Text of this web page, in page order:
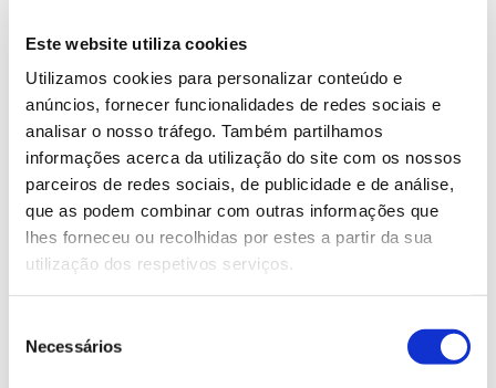
Este website utiliza cookies
Utilizamos cookies para personalizar conteúdo e
anúncios, fornecer funcionalidades de redes sociais e
analisar o nosso tráfego. Também partilhamos
informações acerca da utilização do site com os nossos
parceiros de redes sociais, de publicidade e de análise,
que as podem combinar com outras informações que
lhes forneceu ou recolhidas por estes a partir da sua
utilização dos respetivos serviços.
Necessários
22 e 23.
Saiba mais
13.07.2026
Genoma do priolo e de outras espécies em risco:
conhecer para conservar